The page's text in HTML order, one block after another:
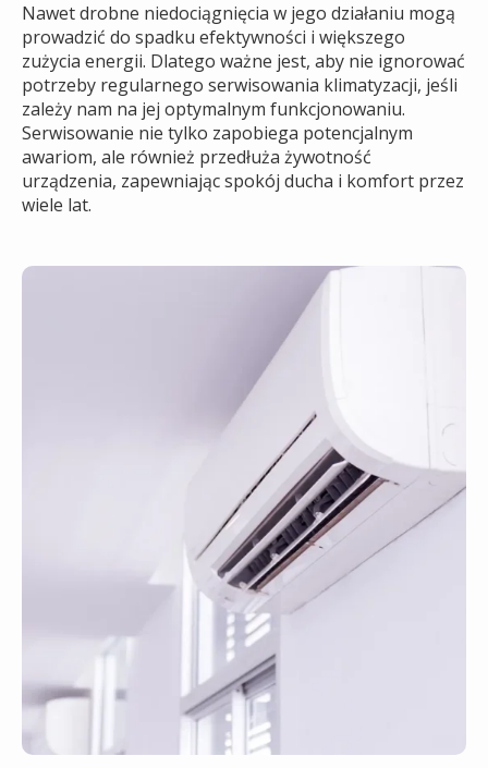
Nawet drobne niedociągnięcia w jego działaniu mogą
prowadzić do spadku efektywności i większego
zużycia energii. Dlatego ważne jest, aby nie ignorować
potrzeby regularnego serwisowania klimatyzacji, jeśli
zależy nam na jej optymalnym funkcjonowaniu.
Serwisowanie nie tylko zapobiega potencjalnym
awariom, ale również przedłuża żywotność
urządzenia, zapewniając spokój ducha i komfort przez
wiele lat.